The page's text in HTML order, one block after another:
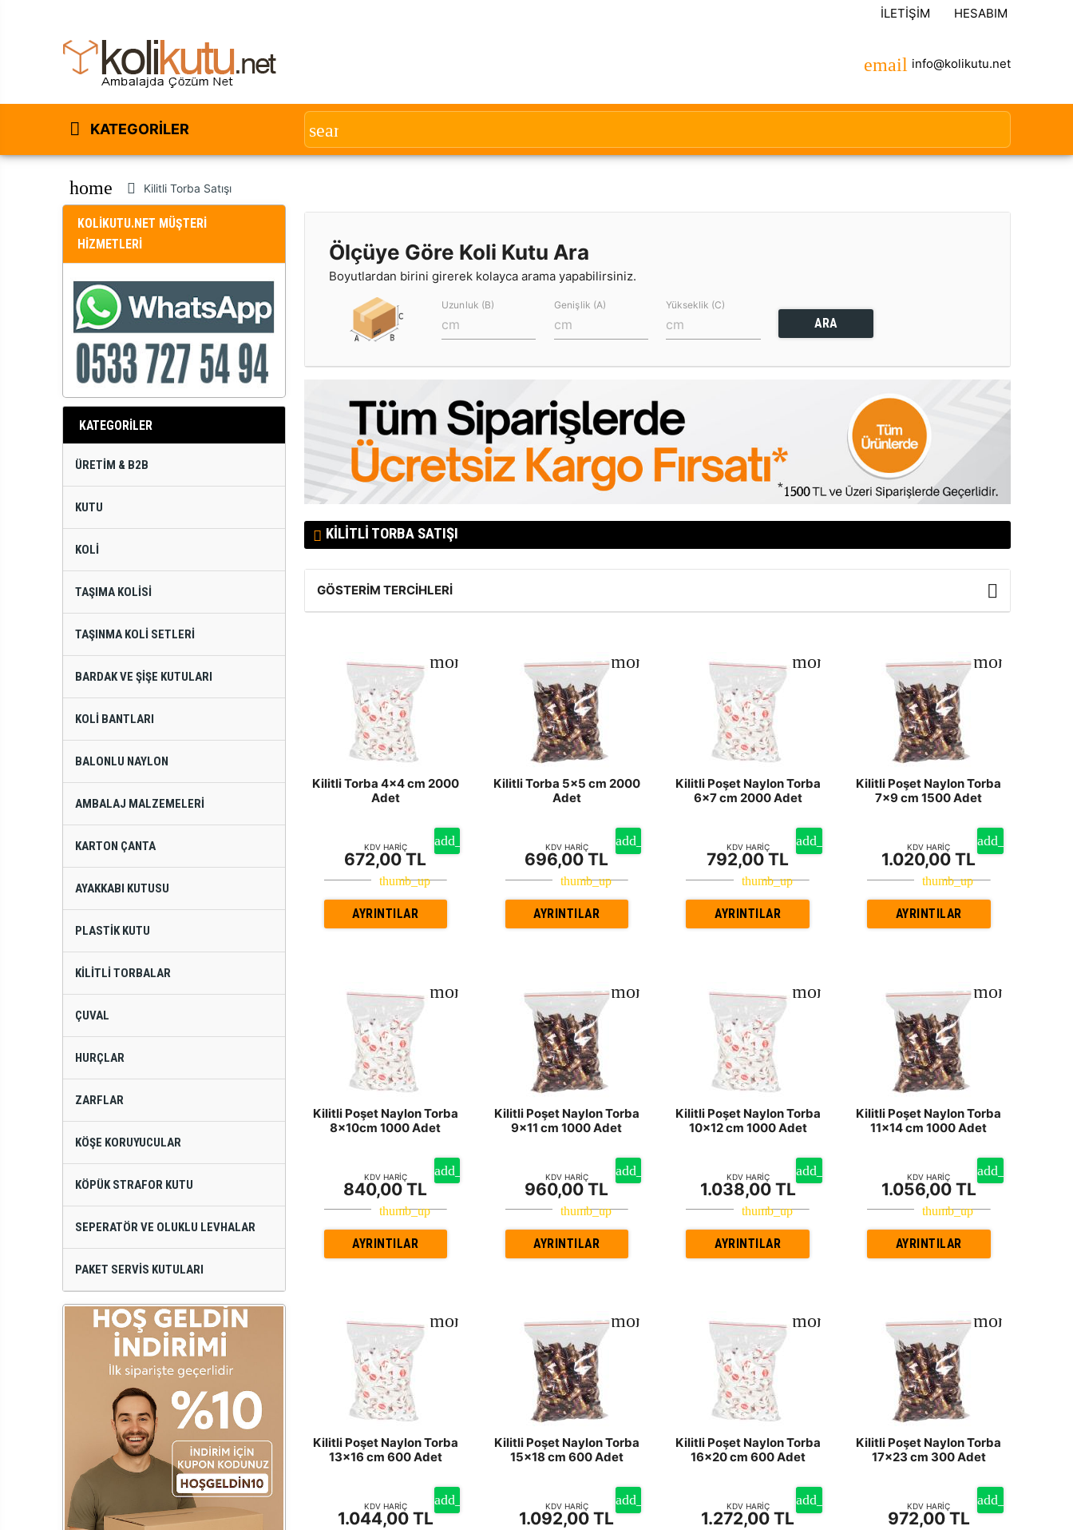
İLETIŞIM HESABIM
info@kolikutu.net
KATEGORILER
home Kilitli Torba Satışı
KOLİKUTU.NET MÜŞTERİ
HİZMETLERİ
KATEGORİLER
ÜRETIM & B2B
KUTU
KOLI
TAŞIMA KOLISI
TAŞINMA KOLI SETLERI
BARDAK VE ŞIŞE KUTULARI
KOLI BANTLARI
BALONLU NAYLON
AMBALAJ MALZEMELERI
KARTON ÇANTA
AYAKKABI KUTUSU
PLASTIK KUTU
KILITLI TORBALAR
ÇUVAL
HURÇLAR
ZARFLAR
KÖŞE KORUYUCULAR
KÖPÜK STRAFOR KUTU
SEPERATÖR VE OLUKLU LEVHALAR
PAKET SERVIS KUTULARI
Ölçüye Göre Koli Kutu Ara
Boyutlardan birini girerek kolayca arama yapabilirsiniz.
Uzunluk (B) Genişlik (A) Yükseklik (C)
ARA
KILITLI TORBA SATIŞI
GÖSTERIM TERCIHLERI
Kilitli Torba 4x4 cm 2000
Adet
KDV HARİÇ
672,00 TL
AYRINTILAR
Kilitli Torba 5x5 cm 2000
Adet
KDV HARİÇ
696,00 TL
AYRINTILAR
Kilitli Poşet Naylon Torba
6x7 cm 2000 Adet
KDV HARİÇ
792,00 TL
AYRINTILAR
Kilitli Poşet Naylon Torba
7x9 cm 1500 Adet
KDV HARİÇ
1.020,00 TL
AYRINTILAR
Kilitli Poşet Naylon Torba
8x10cm 1000 Adet
KDV HARİÇ
840,00 TL
AYRINTILAR
Kilitli Poşet Naylon Torba
9x11 cm 1000 Adet
KDV HARİÇ
960,00 TL
AYRINTILAR
Kilitli Poşet Naylon Torba
10x12 cm 1000 Adet
KDV HARİÇ
1.038,00 TL
AYRINTILAR
Kilitli Poşet Naylon Torba
11x14 cm 1000 Adet
KDV HARİÇ
1.056,00 TL
AYRINTILAR
Kilitli Poşet Naylon Torba
13x16 cm 600 Adet
KDV HARİÇ
1.044,00 TL
Kilitli Poşet Naylon Torba
15x18 cm 600 Adet
KDV HARİÇ
1.092,00 TL
Kilitli Poşet Naylon Torba
16x20 cm 600 Adet
KDV HARİÇ
1.272,00 TL
Kilitli Poşet Naylon Torba
17x23 cm 300 Adet
KDV HARİÇ
972,00 TL